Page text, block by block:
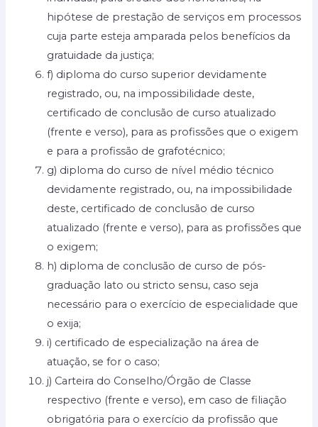
hipótese de prestação de serviços em processos
cuja parte esteja amparada pelos benefícios da
gratuidade da justiça;
f) diploma do curso superior devidamente
registrado, ou, na impossibilidade deste,
certificado de conclusão de curso atualizado
(frente e verso), para as profissões que o exigem
e para a profissão de grafotécnico;
g) diploma do curso de nível médio técnico
devidamente registrado, ou, na impossibilidade
deste, certificado de conclusão de curso
atualizado (frente e verso), para as profissões que
o exigem;
h) diploma de conclusão de curso de pós-
graduação lato ou stricto sensu, caso seja
necessário para o exercício de especialidade que
o exija;
i) certificado de especialização na área de
atuação, se for o caso;
j) Carteira do Conselho/Órgão de Classe
respectivo (frente e verso), em caso de filiação
obrigatória para o exercício da profissão que